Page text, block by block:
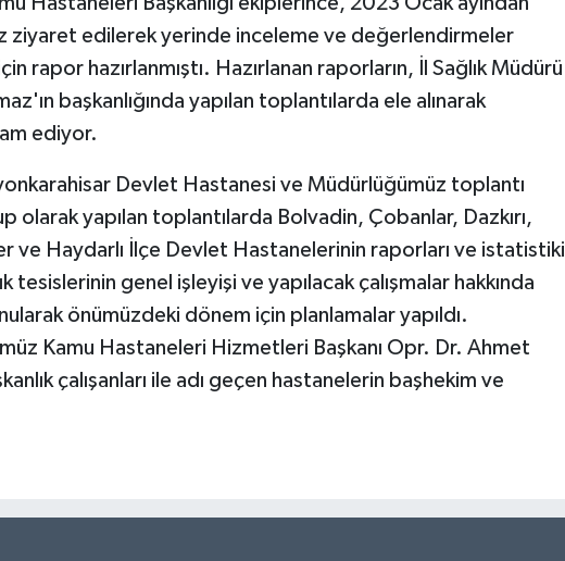
ziyaret edilerek yerinde inceleme ve değerlendirmeler
rapor hazırlanmıştı. Hazırlanan raporların, İl Sağlık Müdürü
başkanlığında yapılan toplantılarda ele alınarak
ediyor.
Devlet Hastanesi ve Müdürlüğümüz toplantı
olarak yapılan toplantılarda Bolvadin, Çobanlar, Dazkırı,
ve Haydarlı İlçe Devlet Hastanelerinin raporları ve istatistiki
tesislerinin genel işleyişi ve yapılacak çalışmalar hakkında
önümüzdeki dönem için planlamalar yapıldı.
Kamu Hastaneleri Hizmetleri Başkanı Opr. Dr. Ahmet
çalışanları ile adı geçen hastanelerin başhekim ve